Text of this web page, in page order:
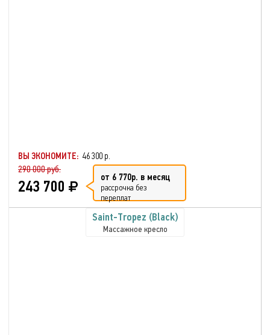
ВЫ ЭКОНОМИТЕ: 46 300 р.
290 000 руб.
243 700 от 6 770р. в месяц
рассрочка без
переплат
Saint-Tropez (Black)
Массажное кресло